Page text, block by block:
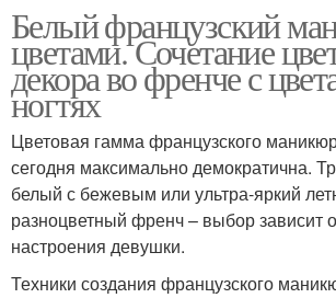
Белый французский
цветами. Сочетание
декора во френче с
ногтях
Цветовая гамма французского
сегодня максимально демократична.
белый с бежевым или ультра-яркий
разноцветный френч – выбор зависит
настроения девушки.
Техники создания французского